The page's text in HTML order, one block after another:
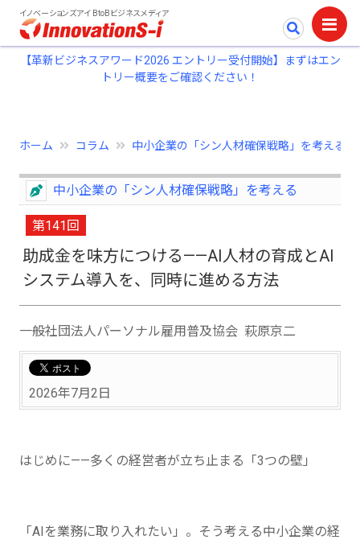
イノベーションズアイ BtoBビジネスメディア
【革新ビジネスアワード2026 エントリー受付開始】まずはエン
トリー概要をご確認ください！
ホーム コラム 中小企業の「シン人材確保戦略」を考える
中小企業の「シン人材確保戦略」を考える
第141回
助成金を味方につける——AI人材の育成とAI
システム導入を、同時に進める方法
一般社団法人パーソナル雇用普及協会 萩原京二
2026年7月2日
はじめに——多くの経営者が立ち止まる「3つの壁」
「AIを業務に取り入れたい」。そう考える中小企業の経